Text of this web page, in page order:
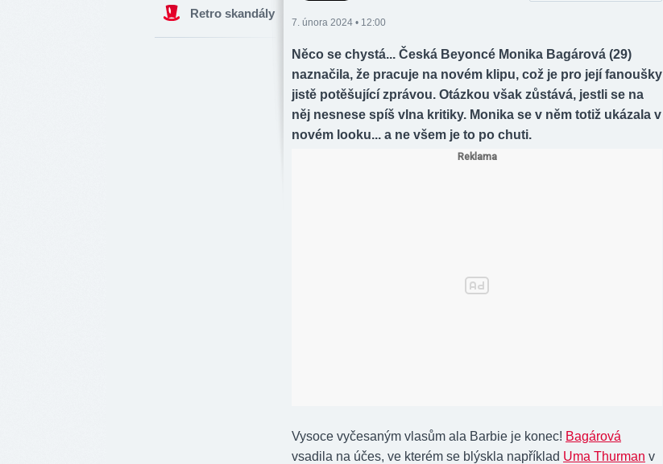
Retro skandály
7. února 2024 • 12:00
Něco se chystá... Česká Beyoncé Monika Bagárová (29)
naznačila, že pracuje na novém klipu, což je pro její fanoušky
jistě potěšující zprávou. Otázkou však zůstává, jestli se na
něj nesnese spíš vlna kritiky. Monika se v něm totiž ukázala v
novém looku... a ne všem je to po chuti.
Vysoce vyčesaným vlasům ala Barbie je konec! Bagárová
vsadila na účes, ve kterém se blýskla například Uma Thurman v